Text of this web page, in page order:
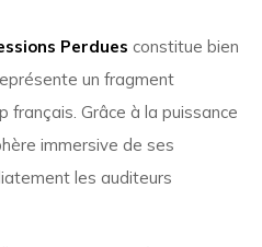
Perdues constitue bien
un fragment
français. Grâce à la puissance
immersive de ses
les auditeurs